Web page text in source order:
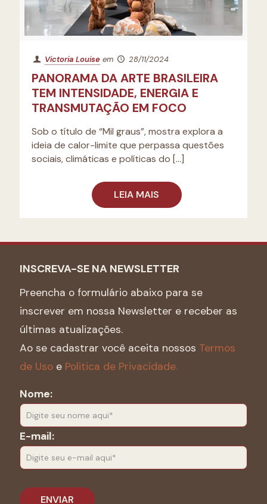
Victoria Louise em 28/11/2024
PANORAMA DA ARTE BRASILEIRA
TEM INTENSIDADE, ENERGIA E
TRANSMUTAÇÃO EM FOCO
Sob o título de “Mil graus”, mostra explora a
ideia de calor-limite que perpassa questões
sociais, climáticas e políticas do […]
LEIA MAIS
INSCREVA-SE NA NEWSLETTER
Preencha o formulário abaixo para se
inscrever em nossa Newsletter e receber as
últimas atualizações.
Ao se cadastrar você aceita nossos Termos
de Uso e Politica de Privacidade.
Nome:
E-mail: